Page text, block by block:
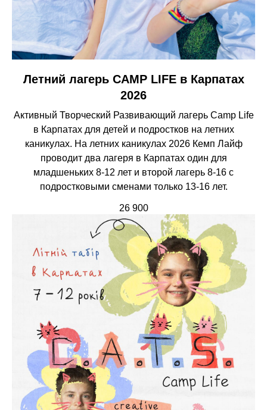
Летний лагерь CAMP LIFE в Карпатах
2026
Активный Творческий Развивающий лагерь Camp Life
в Карпатах для детей и подростков на летних
каникулах. На летних каникулах 2026 Кемп Лайф
проводит два лагеря в Карпатах один для
младшеньких 8-12 лет и второй лагерь 8-16 с
подростковыми сменами только 13-16 лет.
26 900